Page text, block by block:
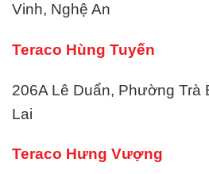
Vinh, Nghệ An
Teraco Hùng Tuyến
206A Lê Duẩn, Phường Trà
Lai
Teraco Hưng Vượng